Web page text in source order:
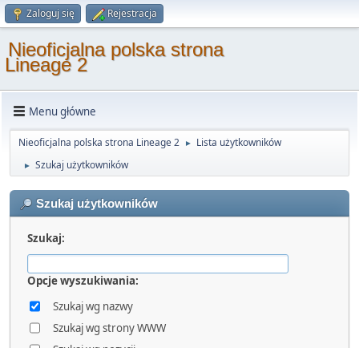
Zaloguj się Rejestracja
Nieoficjalna polska strona
Lineage 2
Menu główne
Nieoficjalna polska strona Lineage 2 ► Lista użytkowników
► Szukaj użytkowników
Szukaj użytkowników
Szukaj:
Opcje wyszukiwania:
Szukaj wg nazwy
Szukaj wg strony WWW